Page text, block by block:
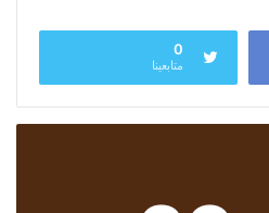
0
متابعينا